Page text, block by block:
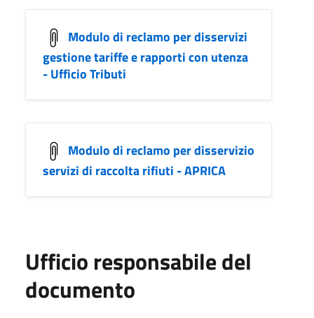
Modulo di reclamo per disservizi
gestione tariffe e rapporti con utenza
- Ufficio Tributi
Modulo di reclamo per disservizio
servizi di raccolta rifiuti - APRICA
Ufficio responsabile del
documento